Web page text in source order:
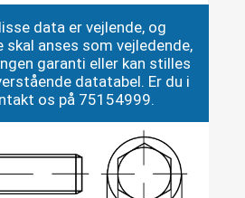
data er vejlende, og
anses som vejledende,
garanti eller kan stilles
datatabel. Er du i
os på 75154999.